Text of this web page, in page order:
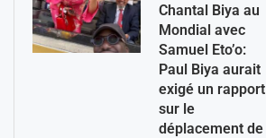
Chantal Biya au
Mondial avec
Samuel Eto’o:
Paul Biya aurait
exigé un rapport
sur le
déplacement de